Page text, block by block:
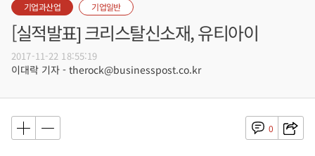
기업과산업 기업일반
[실적발표] 크리스탈신소재, 유티아이
2017-11-22 18:55:19
이대락 기자 - therock@businesspost.co.kr
0